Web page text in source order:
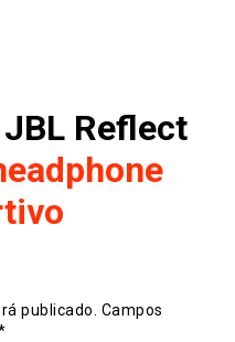
Reflect
publicado. Campos